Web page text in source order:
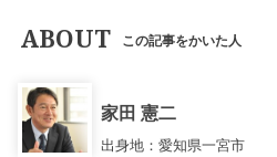
ABOUT この記事をかいた人
家田 憲二
出身地：愛知県一宮市